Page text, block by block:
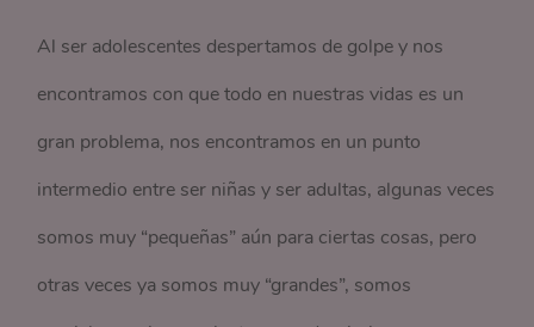
Al ser adolescentes despertamos de golpe y nos
encontramos con que todo en nuestras vidas es un
gran problema, nos encontramos en un punto
intermedio entre ser niñas y ser adultas, algunas veces
somos muy “pequeñas” aún para ciertas cosas, pero
otras veces ya somos muy “grandes”, somos